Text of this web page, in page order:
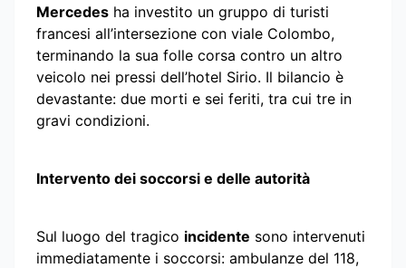
Mercedes ha investito un gruppo di turisti
francesi all’intersezione con viale Colombo,
terminando la sua folle corsa contro un altro
veicolo nei pressi dell’hotel Sirio. Il bilancio è
devastante: due morti e sei feriti, tra cui tre in
gravi condizioni.
Intervento dei soccorsi e delle autorità
Sul luogo del tragico incidente sono intervenuti
immediatamente i soccorsi: ambulanze del 118,